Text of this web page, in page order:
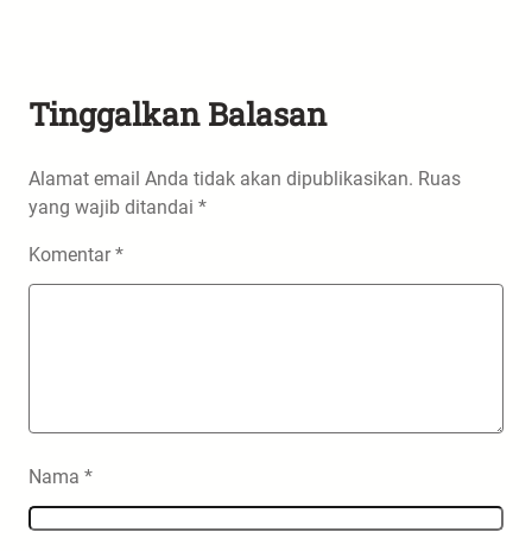
Tinggalkan Balasan
Alamat email Anda tidak akan dipublikasikan. Ruas
yang wajib ditandai *
Komentar*
Nama *